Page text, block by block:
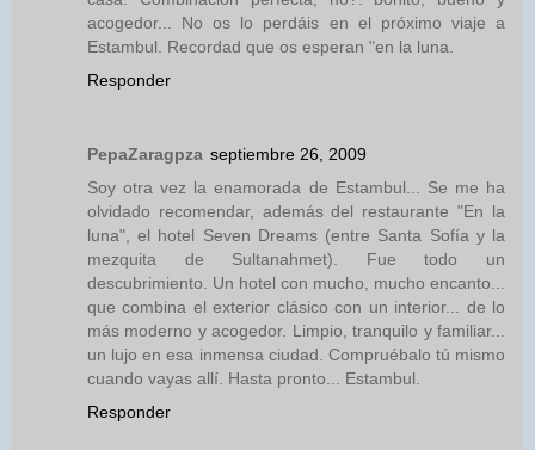
acogedor... No os lo perdáis en el próximo viaje a
Estambul. Recordad que os esperan "en la luna.
Responder
PepaZaragpza septiembre 26, 2009
Soy otra vez la enamorada de Estambul... Se me ha
olvidado recomendar, además del restaurante "En la
luna", el hotel Seven Dreams (entre Santa Sofía y la
mezquita de Sultanahmet). Fue todo un
descubrimiento. Un hotel con mucho, mucho encanto...
que combina el exterior clásico con un interior... de lo
más moderno y acogedor. Limpio, tranquilo y familiar...
un lujo en esa inmensa ciudad. Compruébalo tú mismo
cuando vayas allí. Hasta pronto... Estambul.
Responder